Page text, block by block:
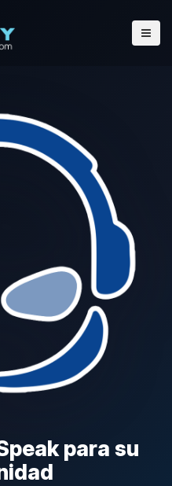
para su